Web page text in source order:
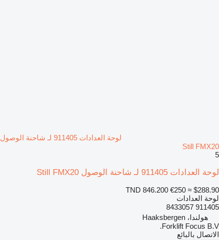
لوحة العدادات 911405 لـ شاحنة الوصول
Still FMX20
5
لوحة العدادات 911405 لـ شاحنة الوصول Still FMX20
TND 846.200 €250 ≈ $288.90
لوحة العدادات
911405 8433057
هولندا، Haaksbergen
Forklift Focus B.V.
الاتصال بالبائع